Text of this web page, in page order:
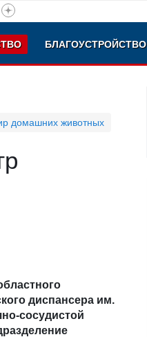
БЛАГОУСТРОЙСТВО
домашних животных
диспансера им.
сосудистой